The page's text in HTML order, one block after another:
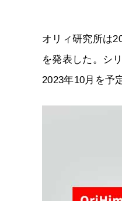
オリィ研究所は
を発表した。シ
2023年10月を予